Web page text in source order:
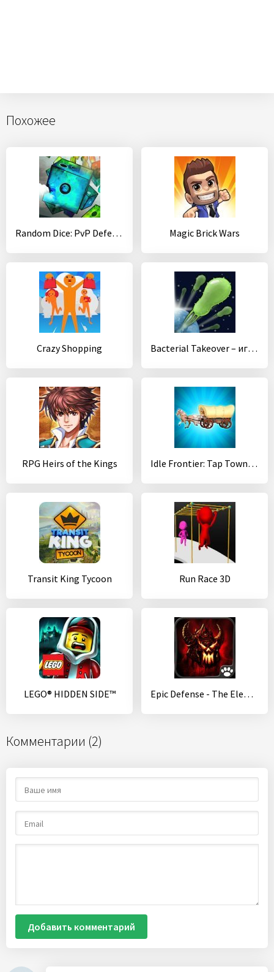
Похожее
Random Dice: PvP Defense Magic Brick Wars
Crazy Shopping Bacterial Takeover – игра-кликер
RPG Heirs of the Kings Idle Frontier: Tap Town Tycoon
Transit King Tycoon Run Race 3D
LEGO® HIDDEN SIDE™ Epic Defense - The Elements
Комментарии (2)
Добавить комментарий